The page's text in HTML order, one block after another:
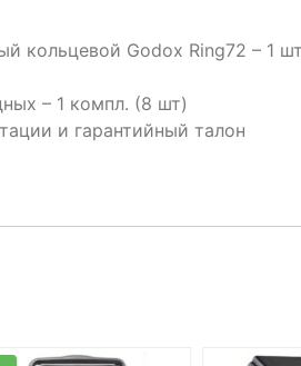
кольцевой Godox Ring72 – 1 шт
– 1 компл. (8 шт)
и гарантийный талон